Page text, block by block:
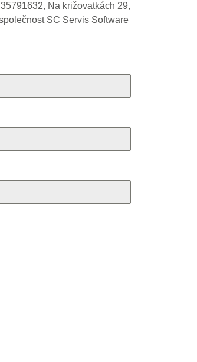
Na križovatkách 29,
SC Servis Software